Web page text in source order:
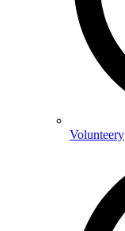
Volunteery